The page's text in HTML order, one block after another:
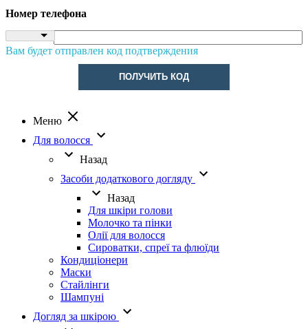
Номер телефона
Вам будет отправлен код подтверждения
ПОЛУЧИТЬ КОД
Меню
Для волосся
Назад
Засоби додаткового догляду
Назад
Для шкіри голови
Молочко та пінки
Олії для волосся
Сироватки, спреї та флюїди
Кондиціонери
Маски
Стайлінги
Шампуні
Догляд за шкірою